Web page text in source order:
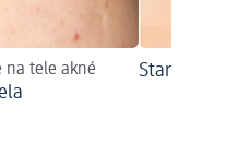
na tele akné Starostlivosť